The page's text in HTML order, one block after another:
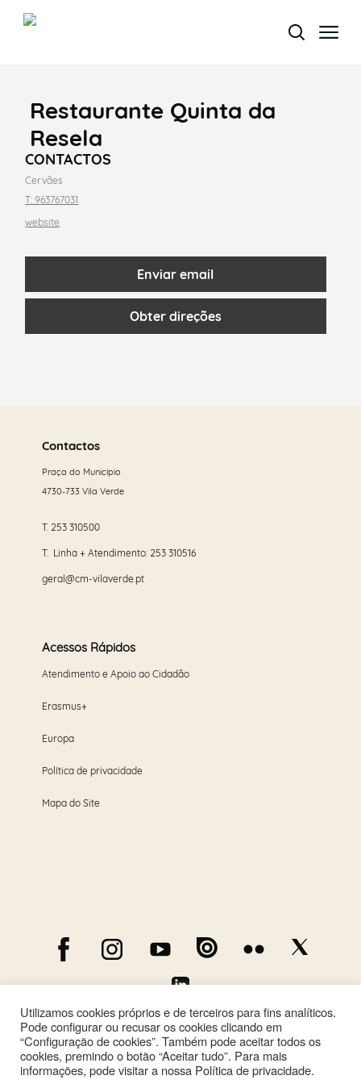
Termo de Pesquisa
Categorias gerais
Restaurante Quinta da
Resela
CONTACTOS
Cervães
T: 963767031
website
Enviar email
Obter direções
maisContactos
Praça do Município
4730-733 Vila Verde
T. 253 310500
T. Linha + Atendimento: 253 310516
geral@cm-vilaverde.pt
Acessos Rápidos
Atendimento e Apoio ao Cidadão
Erasmus+
Europa
Política de privacidade
Mapa do Site
Utilizamos cookies próprios e de terceiros para fins analíticos.
Pode configurar ou recusar os cookies clicando em
“Configuração de cookies”. Também pode aceitar todos os
cookies, premindo o botão “Aceitar tudo”. Para mais
informações, pode visitar a nossa Política de privacidade.